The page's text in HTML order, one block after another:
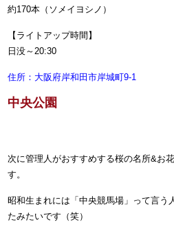
約170本（ソメイヨシノ）
【ライトアップ時間】
日没～20:30
住所：大阪府岸和田市岸城町9-1
中央公園
次に管理人がおすすめする桜の名所&お
す。
昭和生まれには「中央競馬場」って言う
たみたいです（笑）